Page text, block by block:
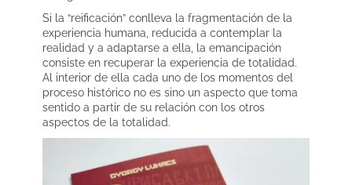
Si la “reificación” conlleva la fragmentación de la
experiencia humana, reducida a contemplar la
realidad y a adaptarse a ella, la emancipación
consiste en recuperar la experiencia de totalidad.
Al interior de ella cada uno de los momentos del
proceso histórico no es sino un aspecto que toma
sentido a partir de su relación con los otros
aspectos de la totalidad.